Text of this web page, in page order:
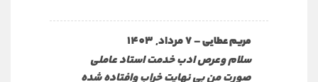
مریم عطایی–7 مرداد, 1403
سلام وعرص ادب خدمت استاد عاملی
صورت من بی نهایت خراب وافتاده شده